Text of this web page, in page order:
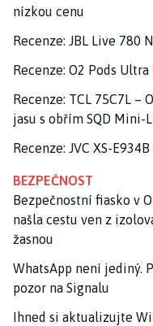
nízkou cenu
Recenze: JBL Live 780
Recenze: O2 Pods
Recenze: TCL 75C7L –
jasu s obřím SQD Mini-
Recenze: JVC XS-
BEZPEČNOST
Bezpečnostní fiasko v
našla cestu ven z
žasnou
WhatsApp není jediný.
pozor na Signalu
Ihned si aktualizujte